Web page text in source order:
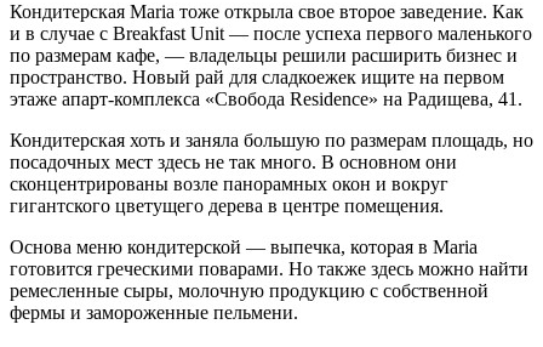
Кондитерская Maria тоже открыла свое второе заведение. Как
и в случае с Breakfast Unit — после успеха первого маленького
по размерам кафе, — владельцы решили расширить бизнес и
пространство. Новый рай для сладкоежек ищите на первом
этаже апарт-комплекса «Свобода Residence» на Радищева, 41.
Кондитерская хоть и заняла большую по размерам площадь, но
посадочных мест здесь не так много. В основном они
сконцентрированы возле панорамных окон и вокруг
гигантского цветущего дерева в центре помещения.
Основа меню кондитерской — выпечка, которая в Maria
готовится греческими поварами. Но также здесь можно найти
ремесленные сыры, молочную продукцию с собственной
фермы и замороженные пельмени.